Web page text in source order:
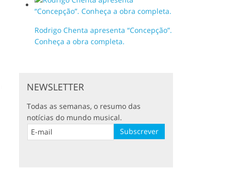
Rodrigo Chenta apresenta “Concepção”.
Conheça a obra completa.
NEWSLETTER
Todas as semanas, o resumo das
notícias do mundo musical.